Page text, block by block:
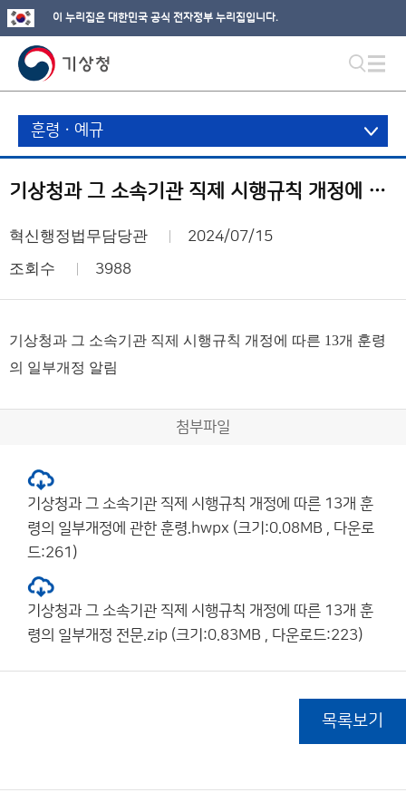
이 누리집은 대한민국 공식 전자정부 누리집입니다.
훈령ㆍ예규
기상청과 그 소속기관 직제 시행규칙 개정에 따른 13개 훈령의 일부개정 알림
혁신행정법무담당관 2024/07/15
조회수 3988
기상청과 그 소속기관 직제 시행규칙 개정에 따른 13개 훈령
의 일부개정 알림
첨부파일
기상청과 그 소속기관 직제 시행규칙 개정에 따른 13개 훈
령의 일부개정에 관한 훈령.hwpx (크기:0.08MB , 다운로
드:261)
기상청과 그 소속기관 직제 시행규칙 개정에 따른 13개 훈
령의 일부개정 전문.zip (크기:0.83MB , 다운로드:223)
목록보기